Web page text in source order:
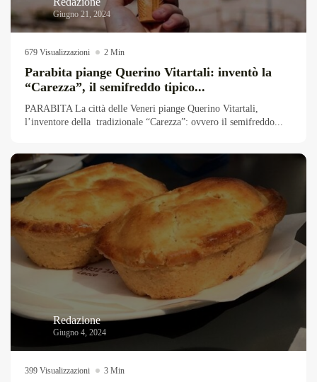
Giugno 21, 2024
679 Visualizzazioni 2 Min
Parabita piange Querino Vitartali: inventò la
“Carezza”, il semifreddo tipico...
PARABITA La città delle Veneri piange Querino Vitartali,
l’inventore della tradizionale “Carezza”: ovvero il semifreddo...
Redazione
Giugno 4, 2024
399 Visualizzazioni 3 Min